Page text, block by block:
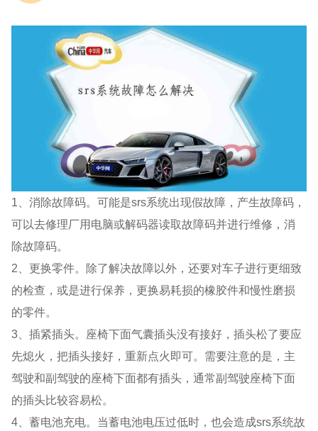
1、消除故障码。可能是srs系统出现假故障，产生故障码，
可以去修理厂用电脑或解码器读取故障码并进行维修，消
除故障码。
2、更换零件。除了解决故障以外，还要对车子进行更细致
的检查，或是进行保养，更换易耗损的橡胶件和慢性磨损
的零件。
3、插紧插头。座椅下面气囊插头没有接好，插头松了要应
先熄火，把插头接好，重新点火即可。需要注意的是，主
驾驶和副驾驶的座椅下面都有插头，通常副驾驶座椅下面
的插头比较容易松。
4、蓄电池充电。当蓄电池电压过低时，也会造成srs系统故